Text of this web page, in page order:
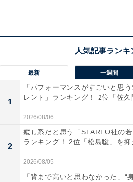
ライベートな時間にも関わらず、
会を強要された（兵庫県）」など
ました。
最新 一週間
1
「パフォーマンスがすごいと思
レント」ランキング！ 2位「佐久
2026/08/06
2
癒し系だと思う「STARTO社の若
ランキング！ 2位「松島聡」を抑
2026/08/05
「背まで高いと思わなかった」“